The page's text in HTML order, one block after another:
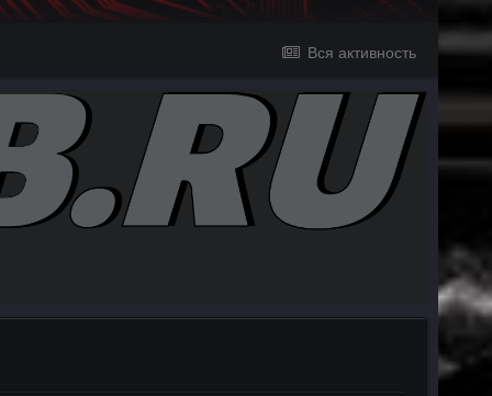
Вся активность